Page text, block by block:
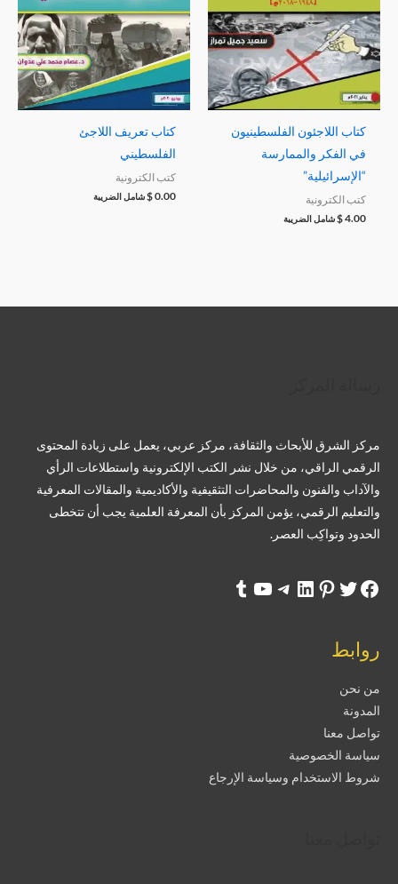
كتاب اللاجئون الفلسطينيون
في الفكر والممارسة
“الإسرائيلية”
كتب الكترونية
$4.00 شامل الضريبة
كتاب تعريف اللاجئ
الفلسطيني
كتب الكترونية
$0.00 شامل الضريبة
مركز الشرق للأبحاث والثقافة، مركز عربي، يعمل على زيادة المحتوى
الرقمي الراقي، من خلال نشر الكتب الإلكترونية واستطلاعات الرأي
والآداب والفنون والمحاضرات التثقيفية والأكاديمية والمقالات المعرفية
والتعليم الرقمي، يؤمن المركز بأن المعرفة العلمية يجب أن تتخطى
الحدود وتواكِب العصر.
روابط
من نحن
المدونة
تواصل معنا
سياسة الخصوصية
شروط الاستخدام وسياسة الإرجاع